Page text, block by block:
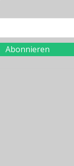
Abonnieren